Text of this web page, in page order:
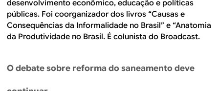
R
E
e
b
u
c
desenvolvimento econômico, educação e políticas
públicas. Foi coorganizador dos livros “Causas e
Consequências da Informalidade no Brasil” e “Anatomia
da Produtividade no Brasil. É colunista do Broadcast.
O debate sobre reforma do saneamento deve